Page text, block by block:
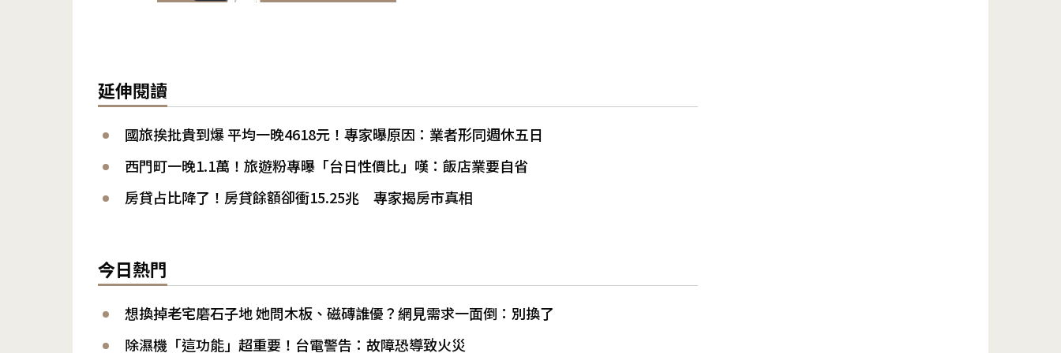
延伸閱讀
國旅挨批貴到爆 平均一晚4618元！專家曝原因：業者形同週休五日
西門町一晚1.1萬！旅遊粉專曝「台日性價比」嘆：飯店業要自省
房貸占比降了！房貸餘額卻衝15.25兆 專家揭房市真相
今日熱門
想換掉老宅磨石子地 她問木板、磁磚誰優？網見需求一面倒：別換了
除濕機「這功能」超重要！台電警告：故障恐導致火災